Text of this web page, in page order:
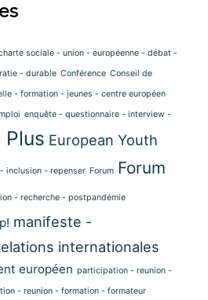
sociale - union - européenne - débat -
- durable Conférence Conseil de
- formation - jeunes - centre européen
enquête - questionnaire - interview -
Plus European Youth
inclusion - repenser Forum Forum
- recherche - postpandémie
manifeste -
internationales
européen participation - reunion -
- reunion - formation - formateur